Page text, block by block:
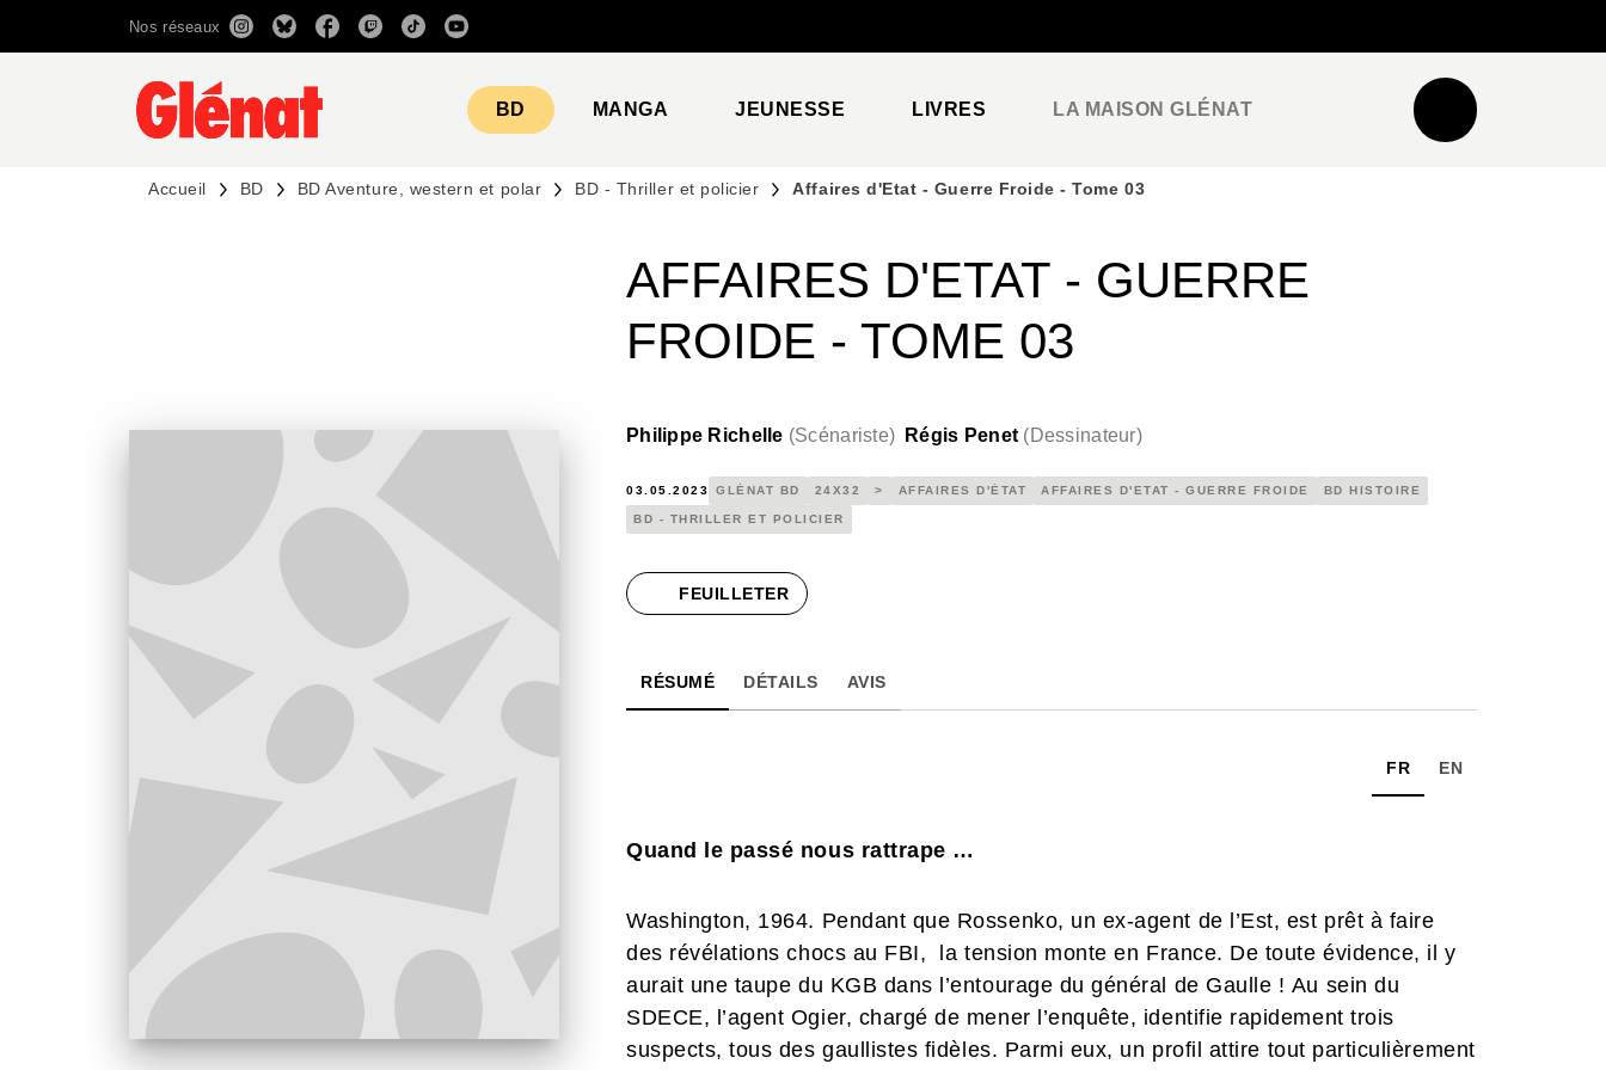
RECHERCHE CONTENU
Nos réseaux
BD MANGA JEUNESSE LIVRES LA MAISON GLÉNAT
Accueil BD BD Aventure, western et polar BD - Thriller et policier Affaires d'Etat - Guerre Froide - Tome 03
AFFAIRES D'ETAT - GUERRE
FROIDE - TOME 03
Philippe Richelle (Scénariste) Régis Penet (Dessinateur)
03.05.2023 GLÉNAT BD 24X32 > AFFAIRES D'ÉTAT AFFAIRES D'ETAT - GUERRE FROIDE BD HISTOIRE
BD - THRILLER ET POLICIER
FEUILLETER
RÉSUMÉ DÉTAILS AVIS
FR EN
Quand le passé nous rattrape …
Washington, 1964. Pendant que Rossenko, un ex-agent de l’Est, est prêt à faire
des révélations chocs au FBI, la tension monte en France. De toute évidence, il y
aurait une taupe du KGB dans l’entourage du général de Gaulle ! Au sein du
SDECE, l’agent Ogier, chargé de mener l’enquête, identifie rapidement trois
suspects, tous des gaullistes fidèles. Parmi eux, un profil attire tout particulièrement